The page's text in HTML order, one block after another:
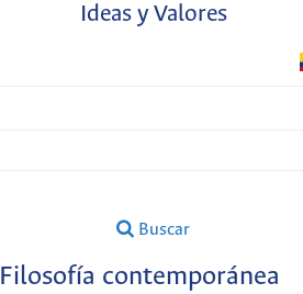
Ideas y Valores
Buscar
Filosofía contemporánea